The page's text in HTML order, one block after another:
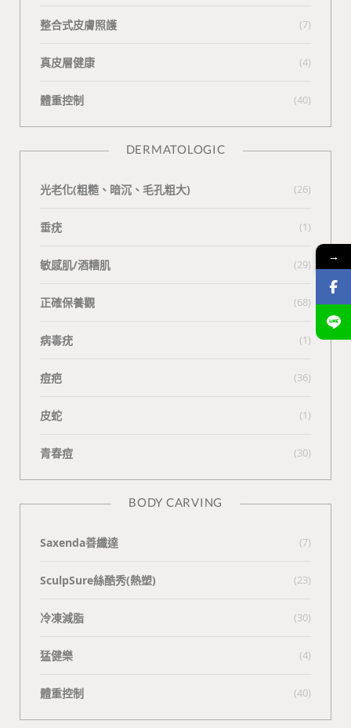
整合式皮膚照護 (7)
真皮層健康 (4)
體重控制 (40)
DERMATOLOGIC
光老化(粗糙、暗沉、毛孔粗大) (26)
垂疣 (1)
敏感肌/酒糟肌 (29)
正確保養觀 (68)
病毒疣 (1)
痘疤 (36)
皮蛇 (1)
青春痘 (30)
BODY CARVING
Saxenda善纖達 (7)
SculpSure絲酷秀(熱塑) (23)
冷凍減脂 (30)
猛健樂 (4)
體重控制 (40)
→